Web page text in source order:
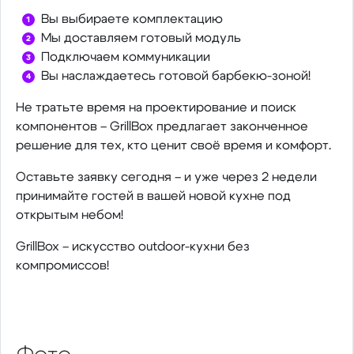
Вы выбираете комплектацию
Мы доставляем готовый модуль
Подключаем коммуникации
Вы наслаждаетесь готовой барбекю-зоной!
Не тратьте время на проектирование и поиск
компонентов – GrillBox предлагает законченное
решение для тех, кто ценит своё время и комфорт.
Оставьте заявку сегодня – и уже через 2 недели
принимайте гостей в вашей новой кухне под
открытым небом!
GrillBox – искусство outdoor-кухни без
компромиссов!